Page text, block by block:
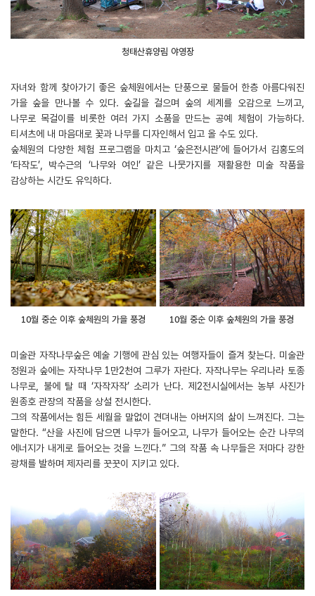
청태산휴양림 야영장
자녀와 함께 찾아가기 좋은 숲체원에서는 단풍으로 물들어 한층 아름다워진
가을 숲을 만나볼 수 있다. 숲길을 걸으며 숲의 세계를 오감으로 느끼고,
나무로 목걸이를 비롯한 여러 가지 소품을 만드는 공예 체험이 가능하다.
티셔츠에 내 마음대로 꽃과 나무를 디자인해서 입고 올 수도 있다.
숲체원의 다양한 체험 프로그램을 마치고 ‘숲은전시관’에 들어가서 김홍도의
‘타작도’, 박수근의 ‘나무와 여인’ 같은 나뭇가지를 재활용한 미술 작품을
감상하는 시간도 유익하다.
10월 중순 이후 숲체원의 가을 풍경 10월 중순 이후 숲체원의 가을 풍경
미술관 자작나무숲은 예술 기행에 관심 있는 여행자들이 즐겨 찾는다. 미술관
정원과 숲에는 자작나무 1만2천여 그루가 자란다. 자작나무는 우리나라 토종
나무로, 불에 탈 때 ‘자작자작’ 소리가 난다. 제2전시실에서는 농부 사진가
원종호 관장의 작품을 상설 전시한다.
그의 작품에서는 힘든 세월을 말없이 견뎌내는 아버지의 삶이 느껴진다. 그는
말한다. “산을 사진에 담으면 나무가 들어오고, 나무가 들어오는 순간 나무의
에너지가 내게로 들어오는 것을 느낀다.” 그의 작품 속 나무들은 저마다 강한
광채를 발하며 제자리를 꿋꿋이 지키고 있다.